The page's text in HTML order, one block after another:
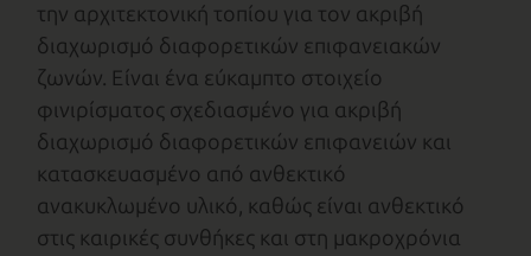
την αρχιτεκτονική τοπίου για τον ακριβή
διαχωρισμό διαφορετικών επιφανειακών
ζωνών. Είναι ένα εύκαμπτο στοιχείο
φινιρίσματος σχεδιασμένο για ακριβή
διαχωρισμό διαφορετικών επιφανειών και
κατασκευασμένο από ανθεκτικό
ανακυκλωμένο υλικό, καθώς είναι ανθεκτικό
στις καιρικές συνθήκες και στη μακροχρόνια